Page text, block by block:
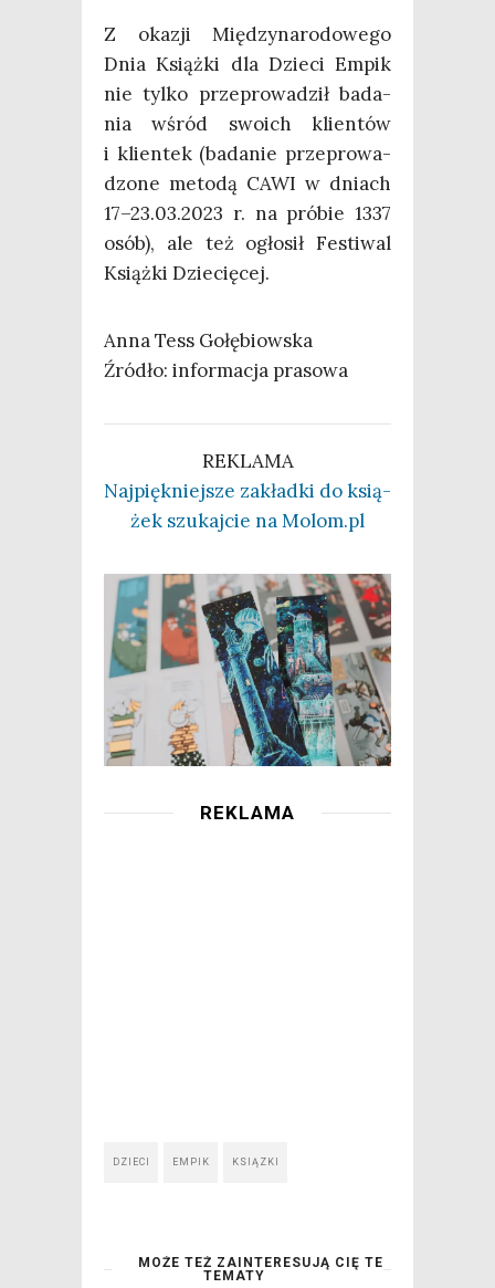
Z oka­zji Mię­dzy­na­ro­do­we­go
Dnia Książ­ki dla Dzie­ci Empik
nie tyl­ko prze­pro­wa­dził bada­
nia wśród swo­ich klien­tów
i klien­tek (bada­nie prze­pro­wa­
dzo­ne meto­dą CAWI w dniach
17–23.03.2023 r. na pró­bie 1337
osób), ale też ogło­sił Festi­wal
Książ­ki Dziecięcej.
Anna Tess Gołę­biow­ska
Źró­dło: infor­ma­cja prasowa
REKLAMA
Naj­pięk­niej­sze zakład­ki do ksią­
żek szu­kaj­cie na Molom.pl
REKLAMA
DZIECI EMPIK KSIĄZKI
MOŻE TEŻ ZAINTERESUJĄ CIĘ TE
TEMATY